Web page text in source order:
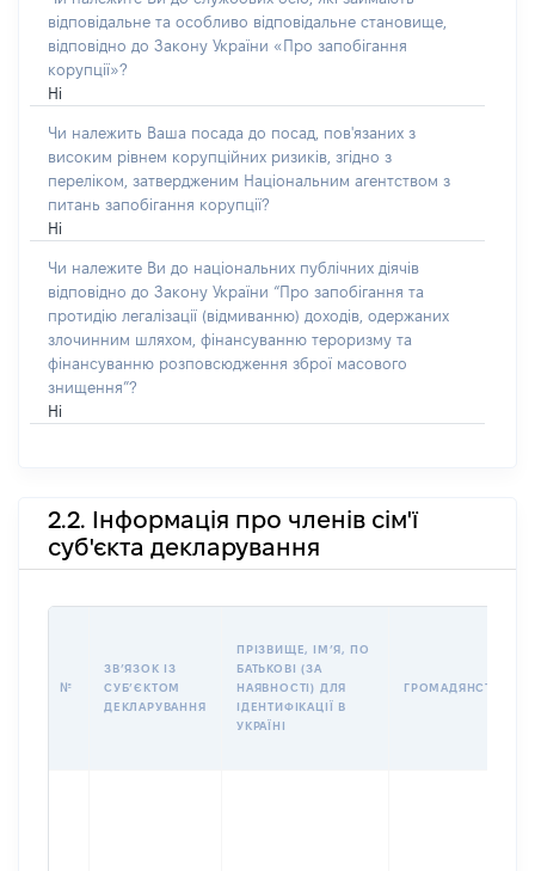
відповідальне та особливо відповідальне становище,
відповідно до Закону України «Про запобігання
корупції»?
Ні
Чи належить Ваша посада до посад, пов'язаних з
високим рівнем корупційних ризиків, згідно з
переліком, затвердженим Національним агентством з
питань запобігання корупції?
Ні
Чи належите Ви до національних публічних діячів
відповідно до Закону України “Про запобігання та
протидію легалізації (відмиванню) доходів, одержаних
злочинним шляхом, фінансуванню тероризму та
фінансуванню розповсюдження зброї масового
знищення”?
Ні
2.2. Інформація про членів сім'ї
суб'єкта декларування
№
ЗВʼЯЗОК ІЗ
СУБʼЄКТОМ
ДЕКЛАРУВАННЯ
ПРІЗВИЩЕ, ІМʼЯ, ПО
БАТЬКОВІ (ЗА
НАЯВНОСТІ) ДЛЯ
ІДЕНТИФІКАЦІЇ В
УКРАЇНІ
ГРОМАДЯНСТВО